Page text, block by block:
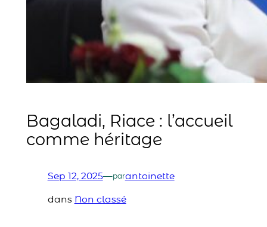
Bagaladi, Riace : l’accueil
comme héritage
Sep 12, 2025—parantoinette
dans Non classé